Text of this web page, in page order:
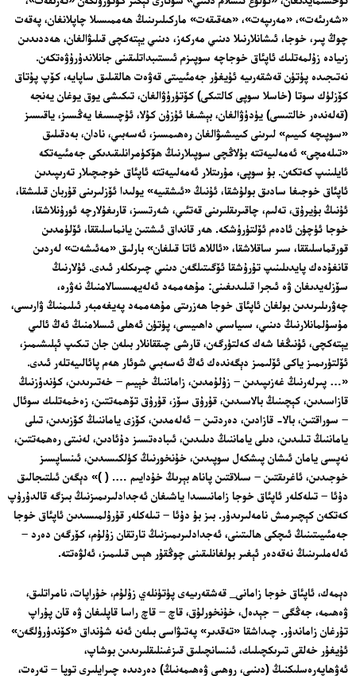
«شەرىئەت»، «مەرىپەت»، «ھەقىقەت» ماركىلىرىنىڭ ھەممىسىلا چاپلانغان، پەقەت
چوڭ پىر، خوجا، ئىشانلارنىلا دىنىي مەركەز، دىنىي يېتەكچى قىلىۋالغان، ھەددىدىن
زىيادە زۇلمەتلىك ئاپئاق خوجاچە سوپىزم ئىستىبداتلىقىنى جانلاندۇرۇۋەتكەن.
نەتىجىدە پۈتۈن قەشقەرىيە ئۇيغۇر جەمئىيىتى قەۋەت ھالقىلىق ساپايە، كۆپ پۇتاق
كۆزلۈك سوتا (خاسلا سوپى كالتىكى) كۆتۈرۈۋالغان، تىكىشى يوق يوغان يەنجە
(قەلەندەر خالتىسى) يۈدۈۋالغان، بېشىغا ئۇزۇن كۇلا، ئۇچىسىغا يەڭسىز، ياقىسىز
«سوپىچە كىيىم» لىرىنى كىيىشىۋالغان رەھىمسىز، ئەسەبىي، نادان، بەدقىلىق
«تىلەمچى» ئەمەلىيەتتە بۇلاڭچى سوپىلارنىڭ ھۆكۈمرانلىقىدىكى جەمئىيەتكە
ئايلىنىپ كەتكەن. بۇ سوپى، مۇرىتلار ئەمەلىيەتتە ئاپئاق خوجىچىلار تەرىپىدىن
ئاپئاق خوجىغا سادىق بولۇشقا، ئۇنىڭ «ئىشقىيە» يولىدا ئۆزلىرىنى قۇربان قىلىشقا،
ئۇنىڭ بۇيرۇق، تەلىم، چاقىرىقلىرىنى قەتئىي، شەرتسىز، قارىغۇلارچە ئورۇنلاشقا،
خوجا ئۈچۈن ئادەم ئۆلتۈرۈشكە. ھەر قانداق ئىشتىن يانماسلىققا، ئۆلۈمدىن
قورقماسلىققا، سىر ساقلاشقا، «ئاللاھ ئاتا قىلغان» بارلىق «مەئىشەت» لەردىن
قانغۇدەك پايدىلىنىپ تۇرۇشقا ئۆگىتىلگەن دىنىي چىرىكلەر ئىدى. ئۇلارنىڭ
سۆزلەيدىغان ۋە ئىجرا قىلىدىغىنى: مۇھەممەد ئەلەيھىسسالامنىڭ نەۋرە،
چەۋرىلىرىدىن بولغان ئاپئاق خوجا ھەزرىتى مۇھەممەد پەيغەمبەر ئىلىمنىڭ ۋارىسى،
مۇسۇلمانلارنىڭ دىنىي، سىياسىي داھىيسى، پۈتۈن ئەھلى ئىسلامنىڭ ئەڭ ئالىي
يېتەكچى، ئۇنىڭغا شەك كەلتۈرگەن، قارشى چىققانلار بىلەن جان تىكىپ ئېلىشىمىز،
ئۆلتۈرىمىز ياكى ئۆلىمىز دېگەندەك ئەڭ ئەسەبىي شوئار ھەم پائالىيەتلەر ئىدى.
«… پىرلەرنىڭ غەزىپىدىن – زۇلۇمدىن، زاماننىڭ خېيىم – خەتىرىدىن، كۈندۈزنىڭ
قازاسىدىن، كېچىنىڭ بالاسىدىن، قۇرۇق سۆز، قۇرۇق تۆھمەتتىن، زەخمەتلىك سوئال
– سوراقتىن، بالا- قازادىن، دەردتىن – ئەلەمدىن، كۆزى ياماننىڭ كۆزىدىن، تىلى
ياماننىڭ تىلىدىن، دىلى ياماننىڭ دىلىدىن، ئىبادەتسىز دۇئادىن، لەنىتى رەھمەتتىن،
نەپسى يامان ئىشان پىشكەل سوپىدىن، خۇنخورنىڭ كۈلكىسىدىن، ئىنساپسىز
خوجىدىن، ئاغرىقتىن – سىلاقتىن پاناھ بېرىڭ خۇدايىم …. ( )» دېگەن ئىلتىجالىق
دۇئا – تىلەكلەر ئاپئاق خوجا زامانىسىدا ياشىغان ئەجدادلىرىمىزنىڭ بىزگە قالدۇرۇپ
كەتكەن كېچىرمىش نامەلىرىدۇر. بىز بۇ دۇئا – تىلەكلەر قۇرۇلمىسىدىن ئاپئاق خوجا
جەمئىيىتىنىڭ ئىچكى ھالىتىنى، ئەجدادلىرىمىزنىڭ تارتقان زۇلۇم، كۆرگەن دەرد –
ئەلەملىرىنىڭ نەقەدەر ئېغىر بولغانلىقىنى چوڭقۇر ھېس قىلىمىز، ئەلۋەتتە.
دېمەك، ئاپئاق خوجا زامانى_ قەشقەرىيەى پۈتۈنلەي زۇلۇم، خۇراپات، نامراتلىق،
ۋەھىمە، جەڭگى – جېدەل، خۇنخورلۇق، قاچ – قاچ راسا قاپلىغان ۋە قان پۇراپ
تۇرغان زاماندۇر. چىداشقا «تەقدىر» پەتىۋاسى بىلەن ئەنە شۇنداق «كۆندۈرۈلگەن»
ئۇيغۇر خەلقى تىرىكچىلىك، ئىنسانچىلىق قىزغىنلىقلىرىدىن بوشاپ،
ئەۋھاپەرەسلىكنىڭ (دىنىي، روھىي ۋەھىمەنىڭ) دەردىدە چىرايلىرى توپا – تەرەت،